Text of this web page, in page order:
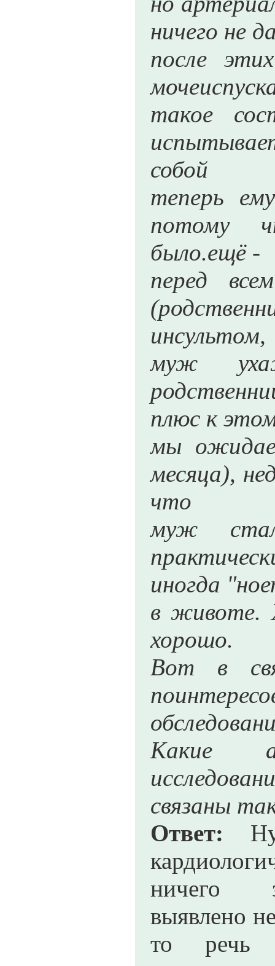
ничего не
после
такое
собой
теперь
потому
было.ещё -
перед
инсультом,
муж
плюс к
мы
месяца),
что
муж
иногда
в животе.
хорошо.
Вот в
Какие
связаны
Ответ:
ничего
выявлено
то речь